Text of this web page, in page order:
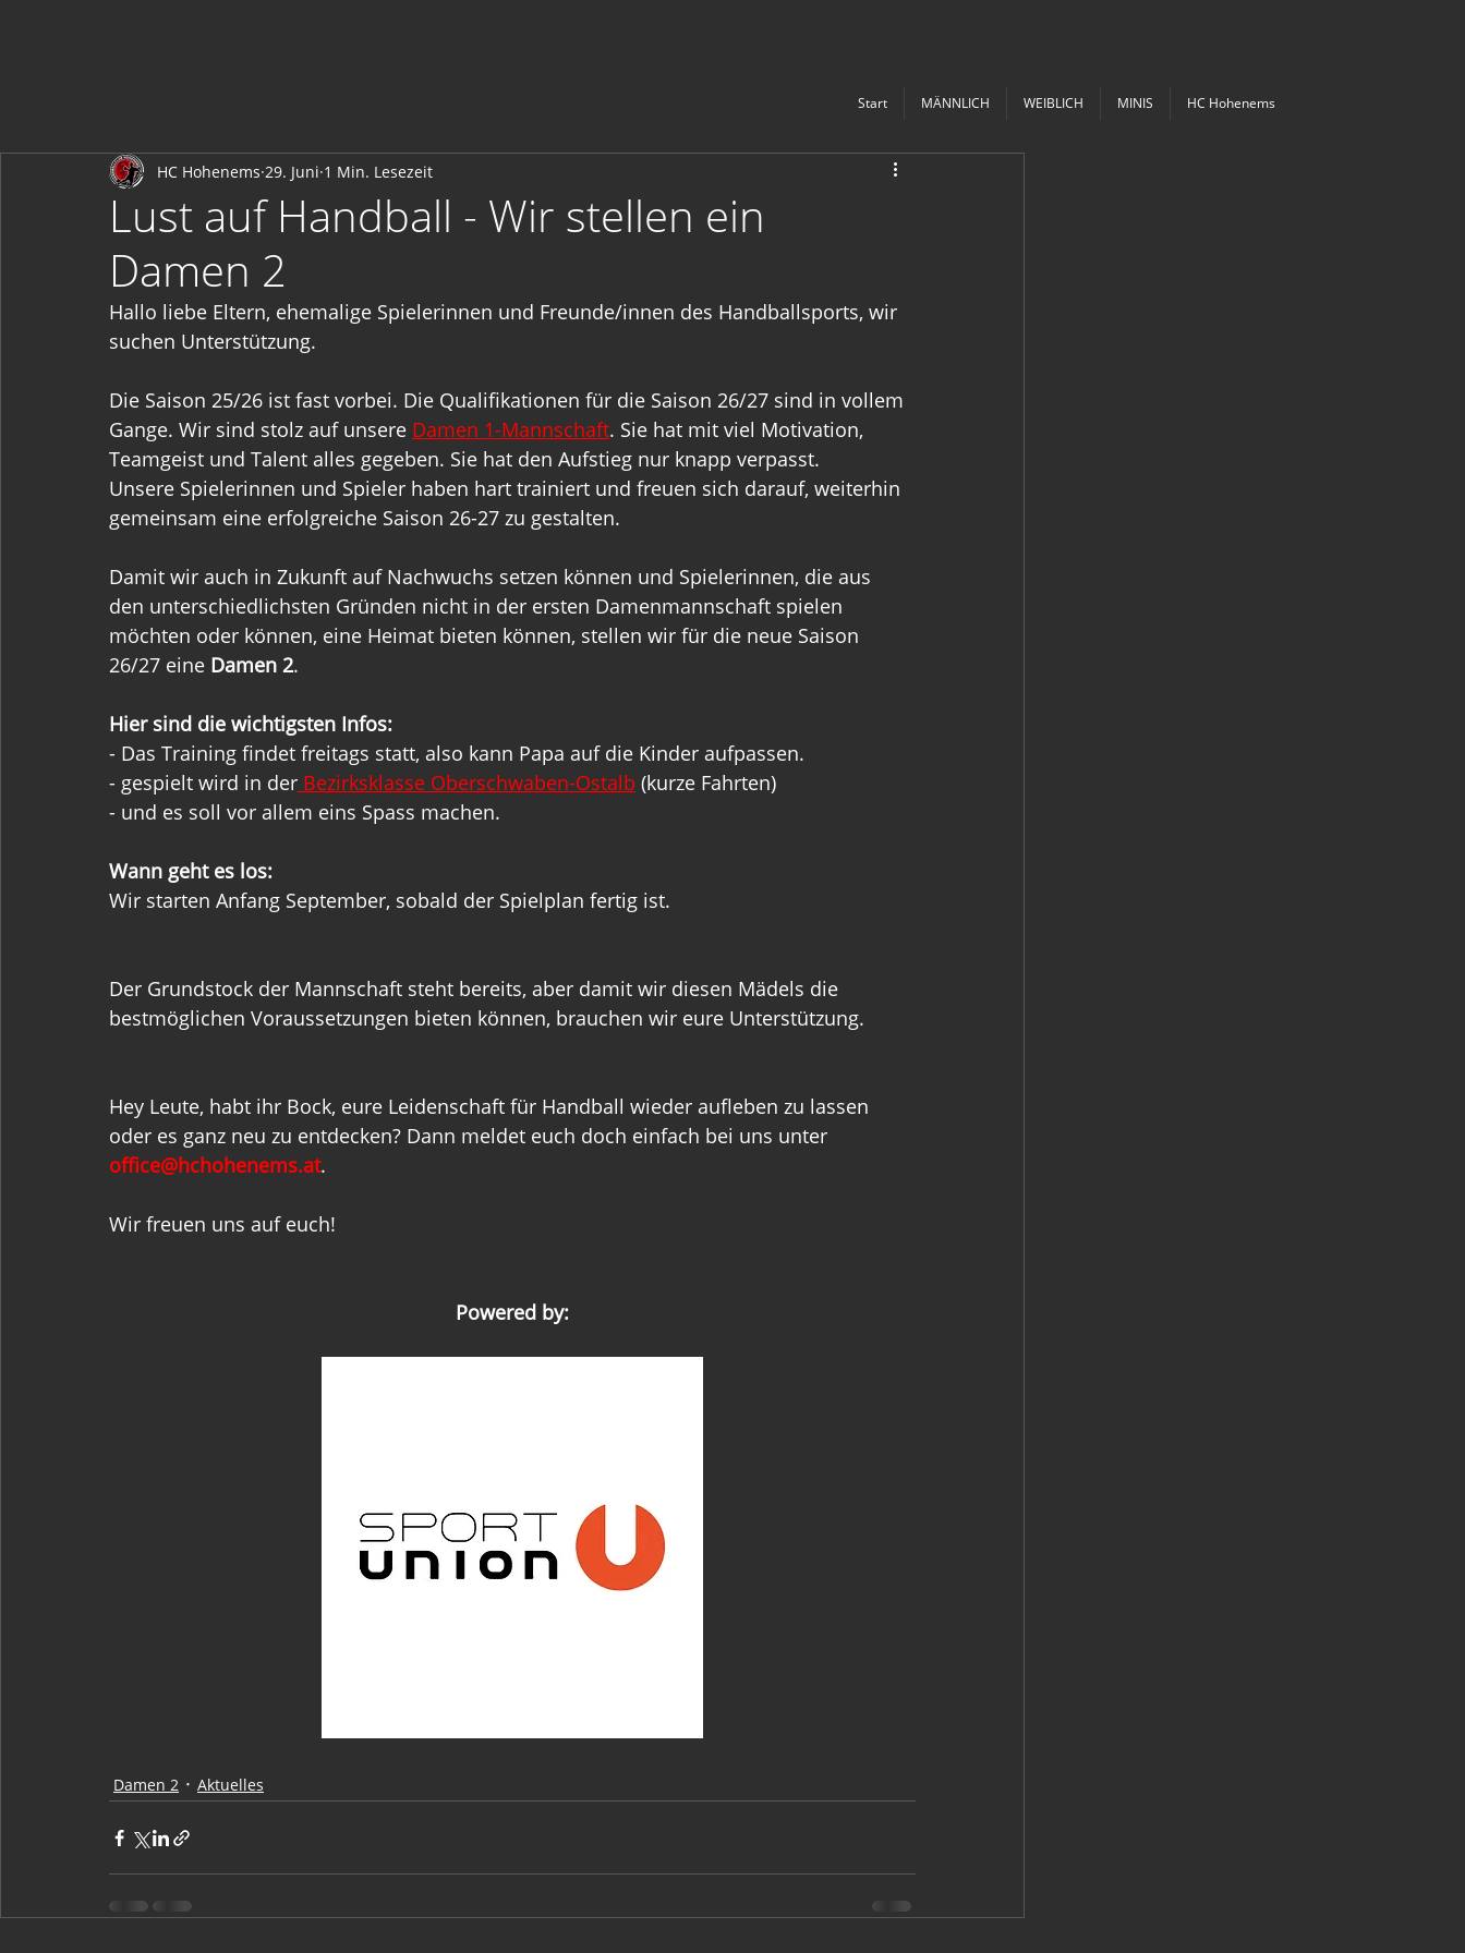
Start MÄNNLICH WEIBLICH MINIS HC Hohenems
Lust auf Handball - Wir stellen ein
Damen 2
HC Hohenems 29. Juni 1 Min. Lesezeit
Hallo liebe Eltern, ehemalige Spielerinnen und Freunde/innen des Handballsports, wir
suchen Unterstützung.
Die Saison 25/26 ist fast vorbei. Die Qualifikationen für die Saison 26/27 sind in vollem
Gange. Wir sind stolz auf unsere Damen 1-Mannschaft. Sie hat mit viel Motivation,
Teamgeist und Talent alles gegeben. Sie hat den Aufstieg nur knapp verpasst.
Unsere Spielerinnen und Spieler haben hart trainiert und freuen sich darauf, weiterhin
gemeinsam eine erfolgreiche Saison 26-27 zu gestalten.
Damit wir auch in Zukunft auf Nachwuchs setzen können und Spielerinnen, die aus
den unterschiedlichsten Gründen nicht in der ersten Damenmannschaft spielen
möchten oder können, eine Heimat bieten können, stellen wir für die neue Saison
26/27 eine Damen 2.
Hier sind die wichtigsten Infos:
- Das Training findet freitags statt, also kann Papa auf die Kinder aufpassen.
- gespielt wird in der Bezirksklasse Oberschwaben-Ostalb (kurze Fahrten)
- und es soll vor allem eins Spass machen.
Wann geht es los:
Wir starten Anfang September, sobald der Spielplan fertig ist.
Der Grundstock der Mannschaft steht bereits, aber damit wir diesen Mädels die
bestmöglichen Voraussetzungen bieten können, brauchen wir eure Unterstützung.
Hey Leute, habt ihr Bock, eure Leidenschaft für Handball wieder aufleben zu lassen
oder es ganz neu zu entdecken? Dann meldet euch doch einfach bei uns unter
office@hchohenems.at.
Wir freuen uns auf euch!
Powered by:
Damen 2 Aktuelles